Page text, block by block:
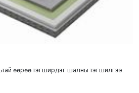
өөрөө тэгширдэг шалны тэгшилгээ.